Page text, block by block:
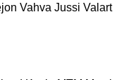
Vahva Jussi Valart